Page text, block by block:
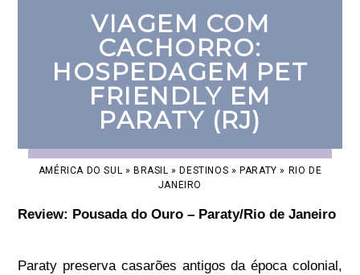
VIAGEM COM
CACHORRO:
HOSPEDAGEM PET
FRIENDLY EM
PARATY (RJ)
AMÉRICA DO SUL » BRASIL » DESTINOS » PARATY » RIO DE
JANEIRO
Review: Pousada do Ouro – Paraty/Rio de Janeiro
Paraty preserva casarões antigos da época colonial,